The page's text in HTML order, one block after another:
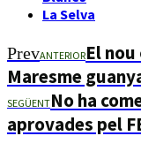
La Selva
PrevANTERIOREl
Maresme
SEGÜENTNo ha
aprovades pel